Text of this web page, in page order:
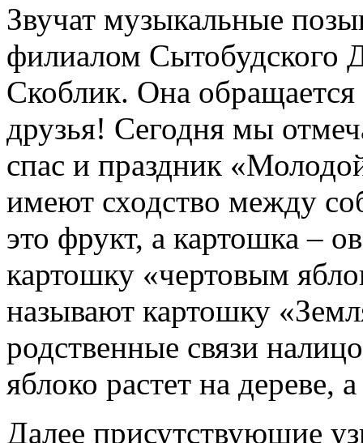
Звучат музыкальные
филиалом Сытобудского
Скоблик. Она
друзья! Сегодня мы
спас и праздник
имеют сходство между
это фрукт, а картошка –
картошку «чертовым
называют картошку
родственные связи
яблоко растет на дереве,
Далее присутствующие